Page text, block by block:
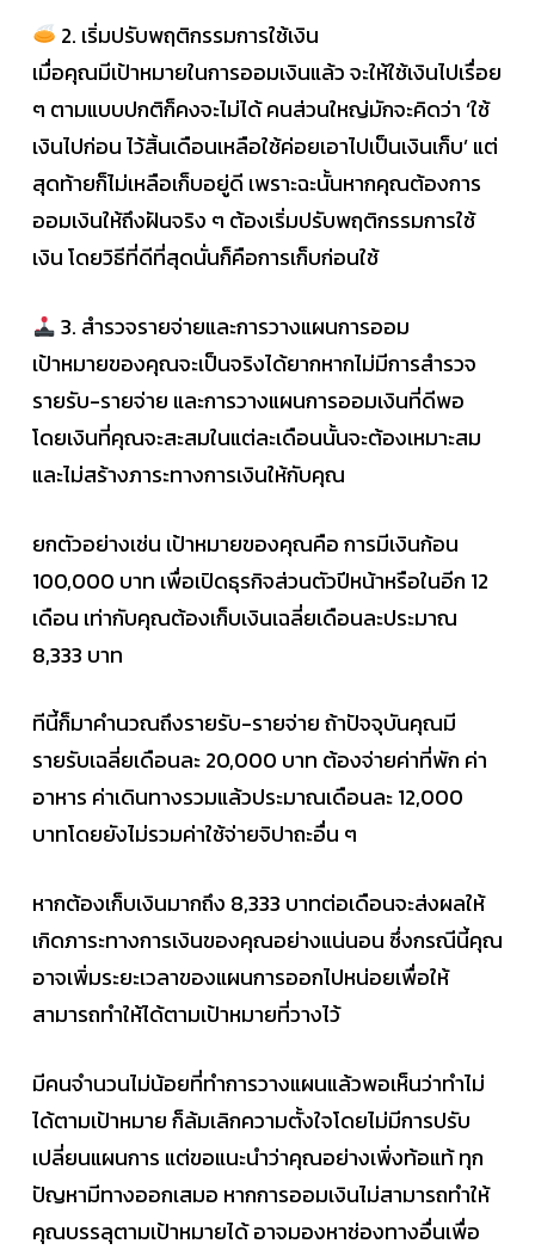
2. เริ่มปรับพฤติกรรมการใช้เงิน
เมื่อคุณมีเป้าหมายในการออมเงินแล้ว จะให้ใช้เงินไปเรื่อย
ๆ ตามแบบปกติก็คงจะไม่ได้ คนส่วนใหญ่มักจะคิดว่า ‘ใช้
เงินไปก่อน ไว้สิ้นเดือนเหลือใช้ค่อยเอาไปเป็นเงินเก็บ’ แต่
สุดท้ายก็ไม่เหลือเก็บอยู่ดี เพราะฉะนั้นหากคุณต้องการ
ออมเงินให้ถึงฝันจริง ๆ ต้องเริ่มปรับพฤติกรรมการใช้
เงิน โดยวิธีที่ดีที่สุดนั่นก็คือการเก็บก่อนใช้
3. สำรวจรายจ่ายและการวางแผนการออม
เป้าหมายของคุณจะเป็นจริงได้ยากหากไม่มีการสำรวจ
รายรับ-รายจ่าย และการวางแผนการออมเงินที่ดีพอ
โดยเงินที่คุณจะสะสมในแต่ละเดือนนั้นจะต้องเหมาะสม
และไม่สร้างภาระทางการเงินให้กับคุณ
ยกตัวอย่างเช่น เป้าหมายของคุณคือ การมีเงินก้อน
100,000 บาท เพื่อเปิดธุรกิจส่วนตัวปีหน้าหรือในอีก 12
เดือน เท่ากับคุณต้องเก็บเงินเฉลี่ยเดือนละประมาณ
8,333 บาท
ทีนี้ก็มาคำนวณถึงรายรับ-รายจ่าย ถ้าปัจจุบันคุณมี
รายรับเฉลี่ยเดือนละ 20,000 บาท ต้องจ่ายค่าที่พัก ค่า
อาหาร ค่าเดินทางรวมแล้วประมาณเดือนละ 12,000
บาทโดยยังไม่รวมค่าใช้จ่ายจิปาถะอื่น ๆ
หากต้องเก็บเงินมากถึง 8,333 บาทต่อเดือนจะส่งผลให้
เกิดภาระทางการเงินของคุณอย่างแน่นอน ซึ่งกรณีนี้คุณ
อาจเพิ่มระยะเวลาของแผนการออกไปหน่อยเพื่อให้
สามารถทำให้ได้ตามเป้าหมายที่วางไว้
มีคนจำนวนไม่น้อยที่ทำการวางแผนแล้วพอเห็นว่าทำไม่
ได้ตามเป้าหมาย ก็ล้มเลิกความตั้งใจโดยไม่มีการปรับ
เปลี่ยนแผนการ แต่ขอแนะนำว่าคุณอย่างเพิ่งท้อแท้ ทุก
ปัญหามีทางออกเสมอ หากการออมเงินไม่สามารถทำให้
คุณบรรลุตามเป้าหมายได้ อาจมองหาช่องทางอื่นเพื่อ